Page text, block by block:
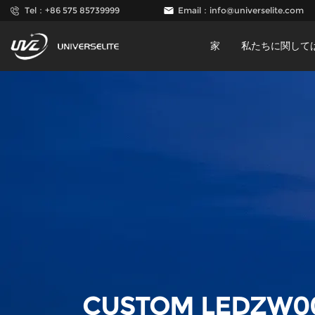
Tel：+86 575 85739999 Email： info@universelite.com
家 私たちに関して
CUSTOM